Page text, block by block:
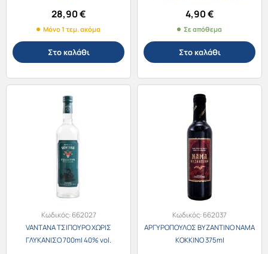
28,90€
Μόνο 1 τεμ. ακόμα
Στο καλάθι
4,90€
Σε απόθεμα
Στο καλάθι
Κωδικός:662027
VANTANA ΤΣΙΠΟΥΡΟ ΧΩΡΙΣ
ΓΛΥΚΑΝΙΣΟ 700ml 40% vol.
Κωδικός:662037
ΑΡΓΥΡΟΠΟΥΛΟΣ ΒΥΖΑΝΤΙΝΟ ΝΑΜΑ
ΚΟΚΚΙΝΟ 375ml